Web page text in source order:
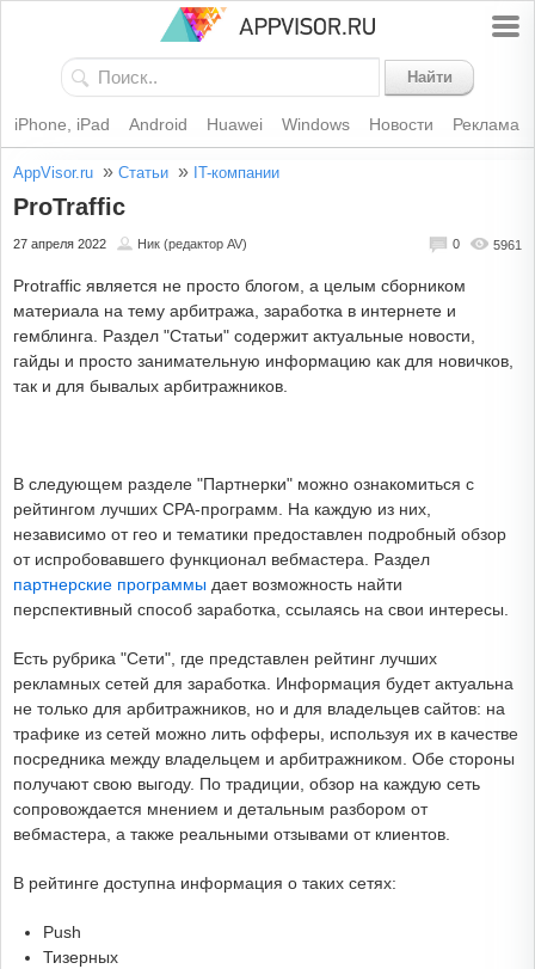
Найти
iPhone, iPad Android Huawei Windows Новости Реклама
AppVisor.ru » Статьи » IT-компании
ProTraffic
27 апреля 2022 Ник (редактор AV) 5961
0
Protraffic является не просто блогом, а целым сборником
материала на тему арбитража, заработка в интернете и
гемблинга. Раздел "Статьи" содержит актуальные новости,
гайды и просто занимательную информацию как для новичков,
так и для бывалых арбитражников.
В следующем разделе "Партнерки" можно ознакомиться с
рейтингом лучших CPA-программ. На каждую из них,
независимо от гео и тематики предоставлен подробный обзор
от испробовавшего функционал вебмастера. Раздел
партнерские программы дает возможность найти
перспективный способ заработка, ссылаясь на свои интересы.
Есть рубрика "Сети", где представлен рейтинг лучших
рекламных сетей для заработка. Информация будет актуальна
не только для арбитражников, но и для владельцев сайтов: на
трафике из сетей можно лить офферы, используя их в качестве
посредника между владельцем и арбитражником. Обе стороны
получают свою выгоду. По традиции, обзор на каждую сеть
сопровождается мнением и детальным разбором от
вебмастера, а также реальными отзывами от клиентов.
В рейтинге доступна информация о таких сетях:
Push
Тизерных